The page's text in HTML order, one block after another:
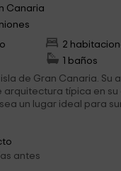
Canaria
2
1 baños
Canaria. Su ambiente rural, con
arquitectura típica en
un lugar ideal para
antes